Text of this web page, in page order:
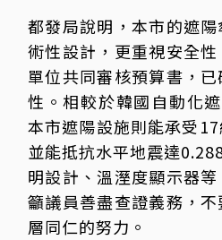
都發局說明，本市的遮
術性設計，更重視安全
單位共同審核預算書，
性。相較於韓國自動化
本市遮陽設施則能承受
並能抵抗水平地震達
明設計、溫溼度顯示器
籲議員善盡查證義務，
層同仁的努力。